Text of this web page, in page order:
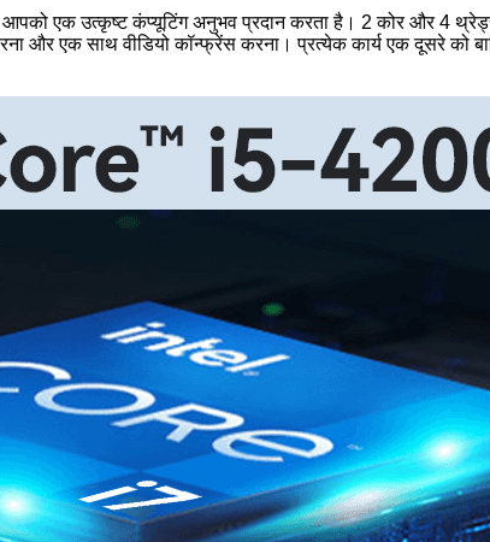
एक उत्कृष्ट कंप्यूटिंग अनुभव प्रदान करता है। 2 कोर और 4
और एक साथ वीडियो कॉन्फ्रेंस करना। प्रत्येक कार्य एक दूसरे को